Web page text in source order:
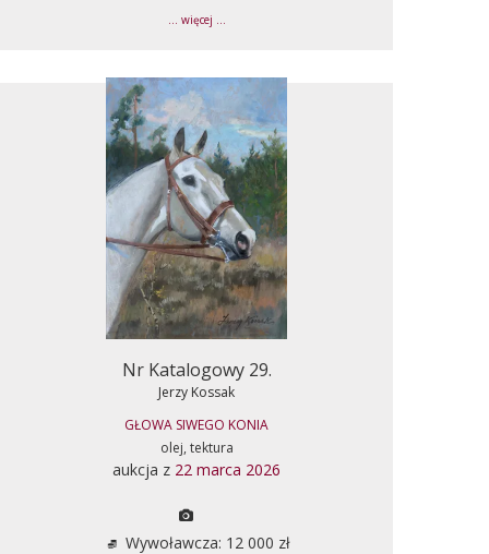
... więcej ...
Nr Katalogowy 29.
Jerzy Kossak
GŁOWA SIWEGO KONIA
olej, tektura
aukcja z 22 marca 2026
Wywoławcza: 12 000 zł